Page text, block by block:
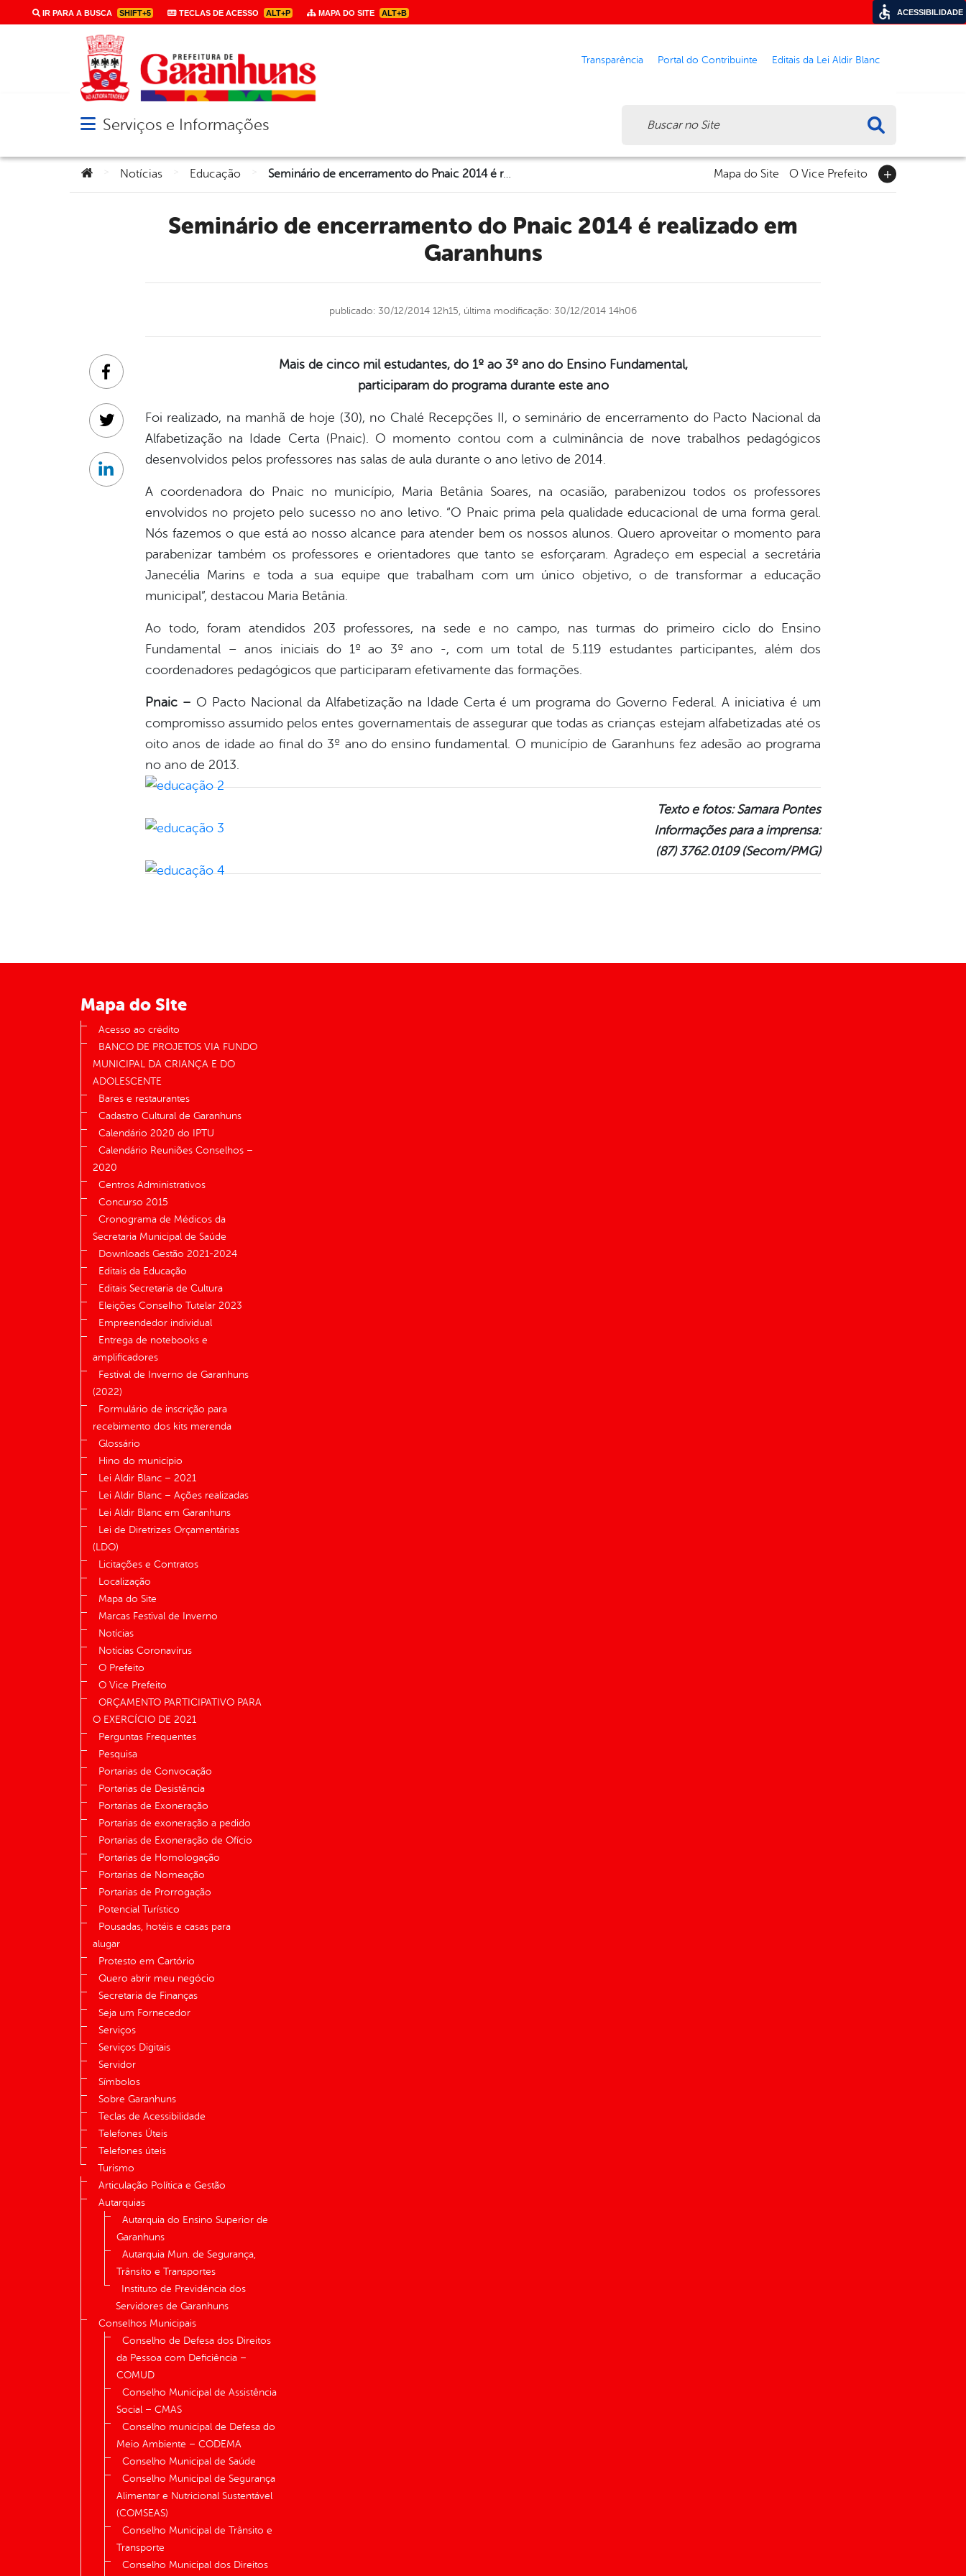
IR PARA A BUSCA SHIFT+5 TECLAS DE ACESSO ALT+P MAPA DO SITE ALT+B
Transparência Portal do Contribuinte Editais da Lei Aldir Blanc
Abrir menu principal de navegação
Serviços e Informações
Você está aqui:
Notícias Educação Seminário de encerramento do Pnaic 2014 é realizado em Garanhuns Mapa do Site O Vice Prefeito
Seminário de encerramento do Pnaic 2014 é realizado em
Garanhuns
publicado: 30/12/2014 12h15, última modificação: 30/12/2014 14h06
Mais de cinco mil estudantes, do 1º ao 3º ano do Ensino Fundamental,
participaram do programa durante este ano
Foi realizado, na manhã de hoje (30), no Chalé Recepções II, o seminário de encerramento do Pacto Nacional da
Alfabetização na Idade Certa (Pnaic). O momento contou com a culminância de nove trabalhos pedagógicos
desenvolvidos pelos professores nas salas de aula durante o ano letivo de 2014.
A coordenadora do Pnaic no município, Maria Betânia Soares, na ocasião, parabenizou todos os professores
envolvidos no projeto pelo sucesso no ano letivo. “O Pnaic prima pela qualidade educacional de uma forma geral.
Nós fazemos o que está ao nosso alcance para atender bem os nossos alunos. Quero aproveitar o momento para
parabenizar também os professores e orientadores que tanto se esforçaram. Agradeço em especial a secretária
Janecélia Marins e toda a sua equipe que trabalham com um único objetivo, o de transformar a educação
municipal”, destacou Maria Betânia.
Ao todo, foram atendidos 203 professores, na sede e no campo, nas turmas do primeiro ciclo do Ensino
Fundamental – anos iniciais do 1º ao 3º ano -, com um total de 5.119 estudantes participantes, além dos
coordenadores pedagógicos que participaram efetivamente das formações.
Pnaic – O Pacto Nacional da Alfabetização na Idade Certa é um programa do Governo Federal. A iniciativa é um
compromisso assumido pelos entes governamentais de assegurar que todas as crianças estejam alfabetizadas até os
oito anos de idade ao final do 3º ano do ensino fundamental. O município de Garanhuns fez adesão ao programa
no ano de 2013.
Texto e fotos: Samara Pontes
Informações para a imprensa:
(87) 3762.0109 (Secom/PMG)
Facebook
Twitter
Linkedin
Mapa do Site
Acesso ao crédito
BANCO DE PROJETOS VIA FUNDO
MUNICIPAL DA CRIANÇA E DO
ADOLESCENTE
Bares e restaurantes
Cadastro Cultural de Garanhuns
Calendário 2020 do IPTU
Calendário Reuniões Conselhos –
2020
Centros Administrativos
Concurso 2015
Cronograma de Médicos da
Secretaria Municipal de Saúde
Downloads Gestão 2021-2024
Editais da Educação
Editais Secretaria de Cultura
Eleições Conselho Tutelar 2023
Empreendedor individual
Entrega de notebooks e
amplificadores
Festival de Inverno de Garanhuns
(2022)
Formulário de inscrição para
recebimento dos kits merenda
Glossário
Hino do município
Lei Aldir Blanc – 2021
Lei Aldir Blanc – Ações realizadas
Lei Aldir Blanc em Garanhuns
Lei de Diretrizes Orçamentárias
(LDO)
Licitações e Contratos
Localização
Mapa do Site
Marcas Festival de Inverno
Notícias
Notícias Coronavírus
O Prefeito
O Vice Prefeito
ORÇAMENTO PARTICIPATIVO PARA
O EXERCÍCIO DE 2021
Perguntas Frequentes
Pesquisa
Portarias de Convocação
Portarias de Desistência
Portarias de Exoneração
Portarias de exoneração a pedido
Portarias de Exoneração de Ofício
Portarias de Homologação
Portarias de Nomeação
Portarias de Prorrogação
Potencial Turístico
Pousadas, hotéis e casas para
alugar
Protesto em Cartório
Quero abrir meu negócio
Secretaria de Finanças
Seja um Fornecedor
Serviços
Serviços Digitais
Servidor
Símbolos
Sobre Garanhuns
Teclas de Acessibilidade
Telefones Úteis
Telefones úteis
Turismo
Articulação Política e Gestão
Autarquias
Autarquia do Ensino Superior de
Garanhuns
Autarquia Mun. de Segurança,
Trânsito e Transportes
Instituto de Previdência dos
Servidores de Garanhuns
Conselhos Municipais
Conselho de Defesa dos Direitos
da Pessoa com Deficiência –
COMUD
Conselho Municipal de Assistência
Social – CMAS
Conselho municipal de Defesa do
Meio Ambiente – CODEMA
Conselho Municipal de Saúde
Conselho Municipal de Segurança
Alimentar e Nutricional Sustentável
(COMSEAS)
Conselho Municipal de Trânsito e
Transporte
Conselho Municipal dos Direitos
ACESSIBILIDADE